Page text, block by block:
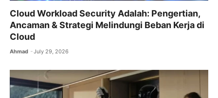
Cloud Workload Security Adalah: Pengertian,
Ancaman & Strategi Melindungi Beban Kerja di
Cloud
Ahmad July 29, 2026